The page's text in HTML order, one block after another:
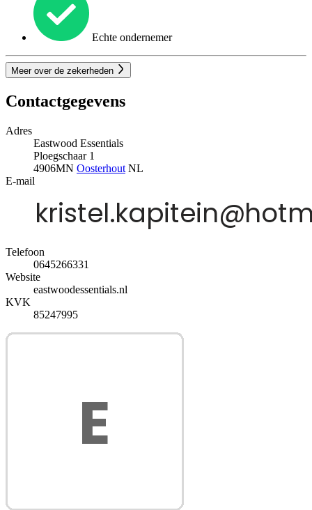
Echte ondernemer
Meer over de zekerheden
Contactgegevens
Adres
Eastwood Essentials
Ploegschaar 1
4906MN Oosterhout NL
E-mail
Telefoon
0645266331
Website
eastwoodessentials.nl
KVK
85247995